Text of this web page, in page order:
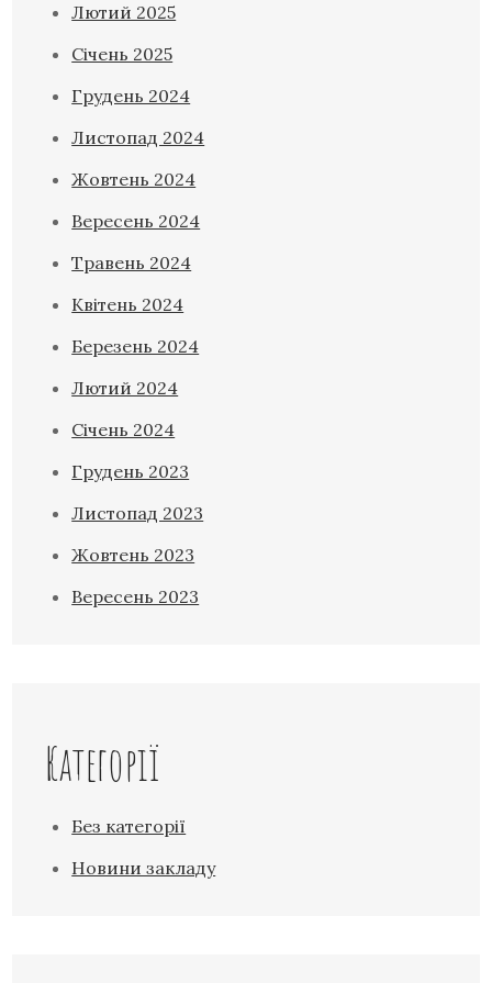
Лютий 2025
Січень 2025
Грудень 2024
Листопад 2024
Жовтень 2024
Вересень 2024
Травень 2024
Квітень 2024
Березень 2024
Лютий 2024
Січень 2024
Грудень 2023
Листопад 2023
Жовтень 2023
Вересень 2023
Категорії
Без категорії
Новини закладу